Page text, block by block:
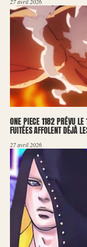
ONE PIECE 1182 PRÉVU
FUITÉES AFFOLENT DÉJÀ
27 avril 2026